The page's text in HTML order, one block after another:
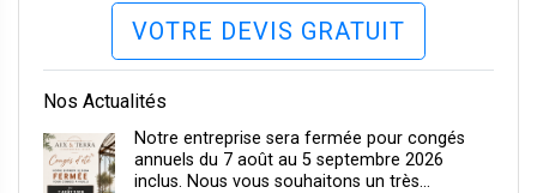
VOTRE DEVIS GRATUIT
Nos Actualités
Notre entreprise sera fermée pour congés
annuels du 7 août au 5 septembre 2026
inclus. Nous vous souhaitons un très…